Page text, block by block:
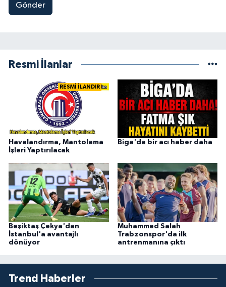
Gönder
Resmi İlanlar
RESMİ İLANDIR
Havalandırma, Mantolama
İşleri Yaptırılacak
Biga'da bir acı haber daha
Beşiktaş Çekya'dan
İstanbul'a avantajlı
dönüyor
Muhammed Salah
Trabzonspor'da ilk
antrenmanına çıktı
Trend Haberler